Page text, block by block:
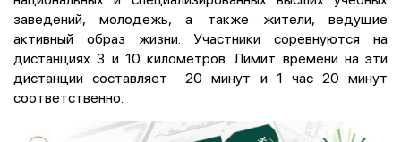
заведений, молодежь, а также жители, ведущие
активный образ жизни. Участники соревнуются на
дистанциях 3 и 10 километров. Лимит времени на эти
дистанции составляет 20 минут и 1 час 20 минут
соответственно.